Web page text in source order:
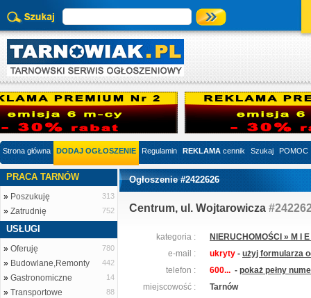
Strona główna DODAJ OGŁOSZENIE Regulamin REKLAMA cennik Szukaj POMOC
PRACA TARNÓW
» Poszukuję 313
» Zatrudnię 752
USŁUGI
» Oferuję 780
» Budowlane,Remonty 442
» Gastronomiczne 14
» Transportowe 88
Ogłoszenie #2422626
Centrum, ul. Wojtarowicza
kategoria :
NIERUCHOMOŚCI » M I
e-mail :
ukryty - użyj formularza
telefon :
600... - pokaż pełny
miejscowość :
Tarnów